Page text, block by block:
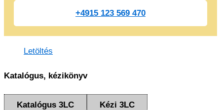
+4915 123 569 470
Letöltés
Katalógus, kézikönyv
Katalógus 3LC Kézi 3LC